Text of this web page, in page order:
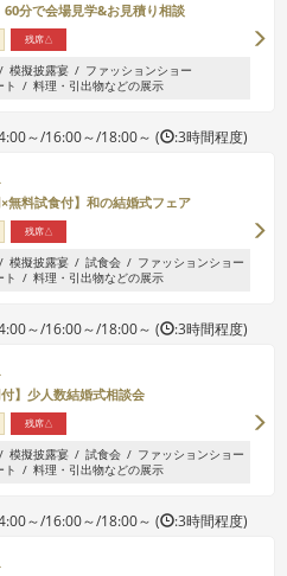
60分で会場見学&お見積り相談
残席△
模擬披露宴
ファッションショー
ト
料理・引出物などの展示
～/16:00～/18:00～ ( :3時間程度)
×無料試食付】和の結婚式フェア
残席△
模擬披露宴 試食会
ファッションショー
ト
料理・引出物などの展示
～/16:00～/18:00～ ( :3時間程度)
付】少人数結婚式相談会
残席△
模擬披露宴 試食会
ファッションショー
ト
料理・引出物などの展示
～/16:00～/18:00～ ( :3時間程度)